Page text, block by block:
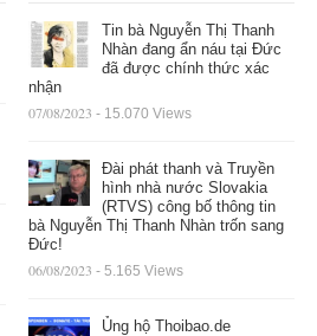
Tin bà Nguyễn Thị Thanh
Nhàn đang ẩn náu tại Đức
đã được chính thức xác
nhận
07/08/2023 - 15.070 Views
Đài phát thanh và Truyền
hình nhà nước Slovakia
(RTVS) công bố thông tin
bà Nguyễn Thị Thanh Nhàn trốn sang
Đức!
06/08/2023 - 5.165 Views
Ủng hộ Thoibao.de